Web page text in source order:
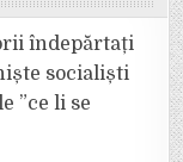
îndepărtați
socialiști
”ce li se